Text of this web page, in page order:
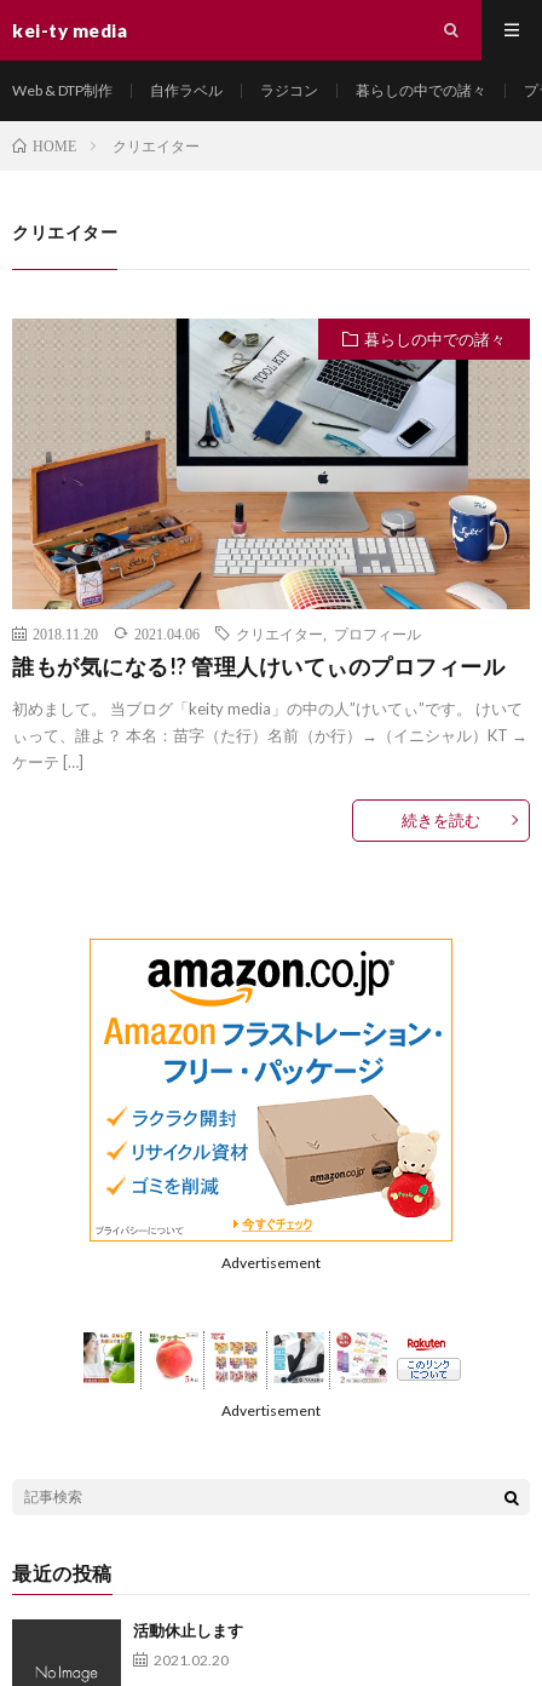
kei-ty media
Web & DTP制作 自作ラベル ラジコン 暮らしの中での諸々
HOME クリエイター
クリエイター
暮らしの中での諸々
2018.11.20 2021.04.06 クリエイター プロフィール
誰もが気になる!? 管理人けいてぃのプロフィール
初めまして。 当ブログ「keity media」の中の人”けいてぃ”です。 けいて
ぃって、誰よ？ 本名：苗字（た行）名前（か行）→（イニシャル）KT →
ケーテ […]
続きを読む
Advertisement
Advertisement
最近の投稿
活動休止します
2021.02.20